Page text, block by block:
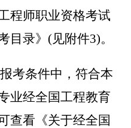
程师职业资格考试
目录》(见附件3)。
考条件中，符合本
业经全国工程教育
查看《关于经全国